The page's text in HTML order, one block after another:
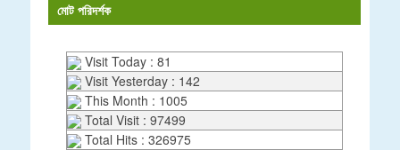
মোট পরিদর্শক
Visit Today : 81
Visit Yesterday : 142
This Month : 1005
Total Visit : 97499
Total Hits : 326975